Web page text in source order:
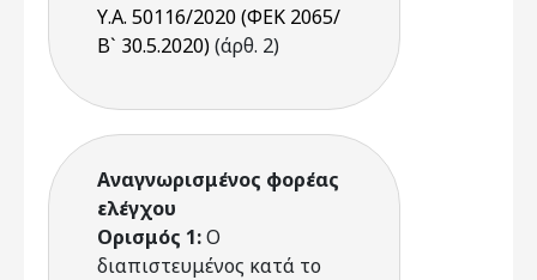
Υ.Α. 50116/2020 (ΦΕΚ 2065/
Β` 30.5.2020)(άρθ. 2)
Αναγνωρισμένος φορέας
ελέγχου
Ορισμός 1:Ο
διαπιστευμένος κατά το